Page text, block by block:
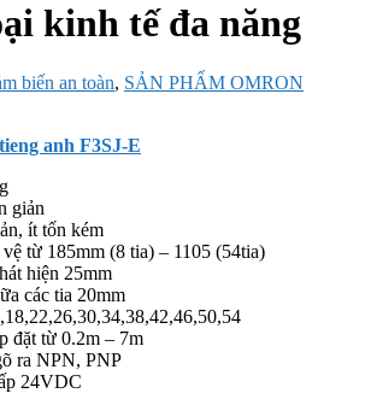
kinh tế đa năng
biến an toàn, SẢN PHẨM OMRON
anh F3SJ-E
giản
ít tốn kém
từ 185mm (8 tia) – 1105 (54tia)
hiện 25mm
các tia 20mm
đặt từ 0.2m – 7m
ra NPN, PNP
24VDC